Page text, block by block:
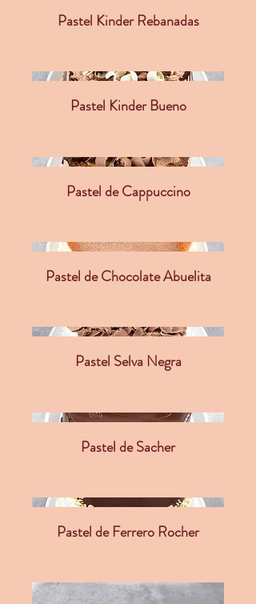
Pastel Kinder Rebanadas
Pastel Kinder Bueno
Pastel de Cappuccino
Pastel de Chocolate Abuelita
Pastel Selva Negra
Pastel de Sacher
Pastel de Ferrero Rocher